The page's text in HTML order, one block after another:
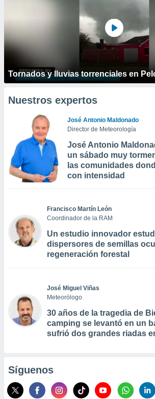
Tornados y lluvias torrenciales en
Nuestros expertos
José Antonio Maldonado
Director de Meteorología
José Antonio
un sábado muy
las comunidades
con intensidad
Francisco Martín León
Coordinador de la RAM
Un estudio innovador
dispersores de semillas
regeneración forestal
José Miguel Viñas
Meteorólogo
30 años de la tragedia de
camping se levantó en un
sufrió dos grandes riadas
Síguenos